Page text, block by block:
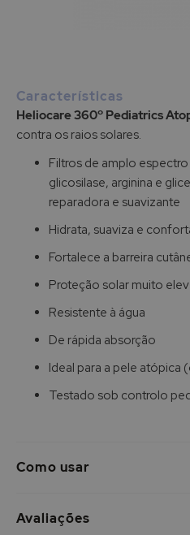
início
da
Galeria
de
imagens
Características
Heliocare 360º Pediatrics
contra os raios solares.
Filtros de amplo
glicosilase, arginina e
reparadora e suavizante
Hidrata, suaviza e
Fortalece a barreira
Proteção solar muito
Resistente à água
De rápida absorção
Ideal para a pele atópica
Testado sob controlo
Como usar
Avaliações